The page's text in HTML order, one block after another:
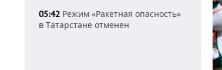
05:42 Режим «Ракетная опасность»
в Татарстане отменен